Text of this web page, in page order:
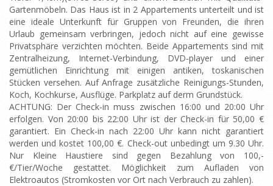
Gartenmöbeln. Das Haus ist in 2 Appartements unterteilt und ist
eine ideale Unterkunft für Gruppen von Freunden, die ihren
Urlaub gemeinsam verbringen, jedoch nicht auf eine gewisse
Privatsphäre verzichten möchten. Beide Appartements sind mit
Zentralheizung, Internet-Verbindung, DVD-player und einer
gemütlichen Einrichtung mit einigen antiken, toskanischen
Stücken versehen. Auf Anfrage zusätzliche Reinigungs-Stunden,
Koch, Kochkurse, Ausflüge. Parkplatz auf derm Grundstück.
ACHTUNG: Der Check-in muss zwischen 16:00 und 20:00 Uhr
erfolgen. Von 20:00 bis 22:00 Uhr ist der Check-in für 50,00 €
garantiert. Ein Check-in nach 22:00 Uhr kann nicht garantiert
werden und kostet 100,00 €. Check-out unbedingt um 9.30 Uhr.
Nur Kleine Haustiere sind gegen Bezahlung von 100,-
€/Tier/Woche gestattet. Möglichkeit zum Aufladen von
Elektroautos (Stromkosten vor Ort nach Verbrauch zu zahlen).